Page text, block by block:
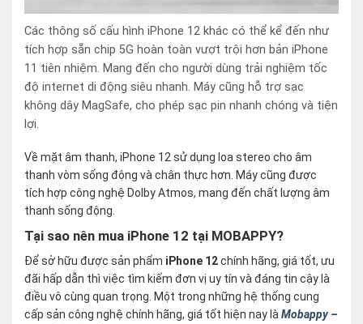
Các thông số cấu hình iPhone 12 khác có thể kể đến như
tích hợp sẵn chip 5G hoàn toàn vượt trội hơn bản iPhone
11 tiên nhiệm. Mang đến cho người dùng trải nghiệm tốc
độ internet di động siêu nhanh. Máy cũng hỗ trợ sạc
không dây MagSafe, cho phép sạc pin nhanh chóng và tiện
lợi.
Về mặt âm thanh, iPhone 12 sử dụng loa stereo cho âm
thanh vòm sống động và chân thực hơn. Máy cũng được
tích hợp công nghệ Dolby Atmos, mang đến chất lượng âm
thanh sống động.
Tại sao nên mua iPhone 12 tại MOBAPPY?
Để sở hữu được sản phẩm iPhone 12chính hãng, giá tốt, ưu
đãi hấp dẫn thì việc tìm kiếm đơn vị uy tín và đáng tin cậy là
điều vô cùng quan trọng. Một trong những hệ thống cung
cấp sản công nghệ chính hãng, giá tốt hiện nay là Mobappy –